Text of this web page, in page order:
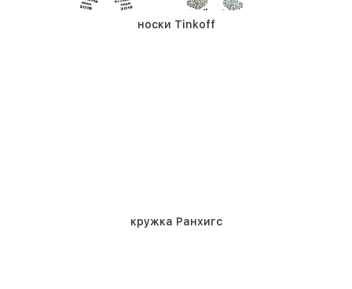
носки Тinkoff
кружка Ранхигс